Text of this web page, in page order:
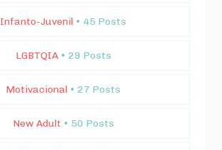
Infanto-Juvenil • 45 Posts
LGBTQIA • 29 Posts
Motivacional • 27 Posts
New Adult • 50 Posts